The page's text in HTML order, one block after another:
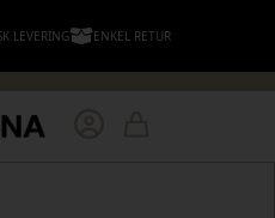
LEVERING ENKEL RETUR